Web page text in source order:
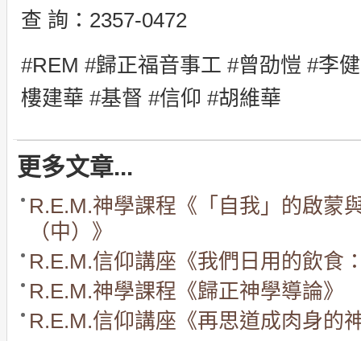
查 詢：2357-0472
#REM #歸正福音事工 #曾劭愷 #李
樓建華 #基督 #信仰 #胡維華
更多文章...
R.E.M.神學課程《「自我」的啟蒙
（中）》
R.E.M.信仰講座《我們日用的飲食
R.E.M.神學課程《歸正神學導論》
R.E.M.信仰講座《再思道成肉身的